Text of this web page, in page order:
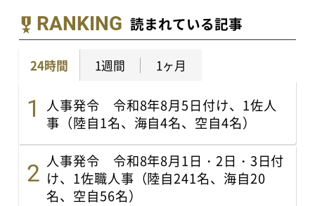
RANKING 読まれている記事
24時間 1週間 1ヶ月
人事発令 令和8年8月5日付け、1佐人
事（陸自1名、海自4名、空自4名）
人事発令 令和8年8月1日・2日・3日付
け、1佐職人事（陸自241名、海自20
名、空自56名）